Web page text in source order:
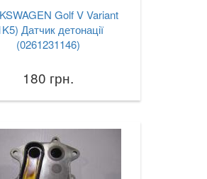
Golf V Variant
Датчик детонації
(0261231146)
180 грн.